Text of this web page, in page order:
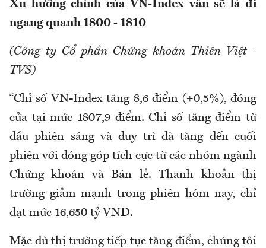
Xu hướng chính của VN-Index vẫn sẽ là đi
ngang quanh 1800 - 1810
(Công ty Cổ phần Chứng khoán Thiên Việt -
TVS)
“Chỉ số VN-Index tăng 8,6 điểm (+0,5%), đóng
cửa tại mức 1807,9 điểm. Chỉ số tăng điểm từ
đầu phiên sáng và duy trì đà tăng đến cuối
phiên với đóng góp tích cực từ các nhóm ngành
Chứng khoán và Bán lẻ. Thanh khoản thị
trường giảm mạnh trong phiên hôm nay, chỉ
đạt mức 16,650 tỷ VND.
Mặc dù thị trường tiếp tục tăng điểm, chúng tôi